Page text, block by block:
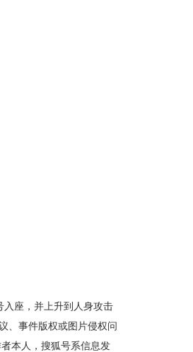
座，并上升到人身攻击
、事件版权或图片侵权问
本人，搜狐号系信息发